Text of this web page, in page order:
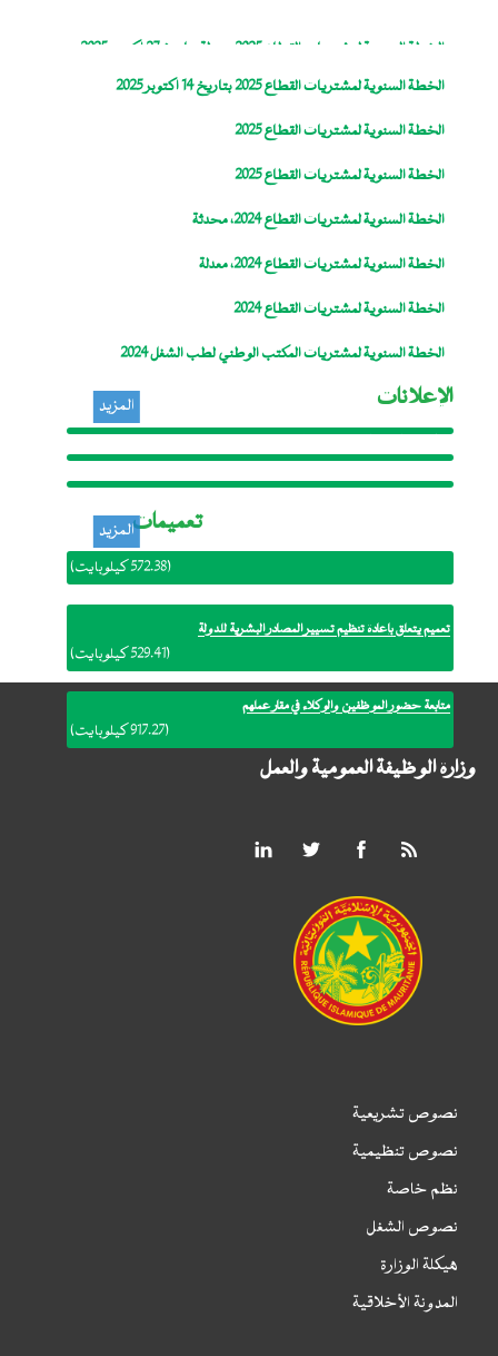
الخطة السنوية لمشتريات القطاع 2025، معدلة بتاريخ 27 اكتوبر 2025
الخطة السنوية لمشتريات القطاع 2025 بتاريخ 14 اكتوبر 2025
الخطة السنوية لمشتريات القطاع 2025
الخطة السنوية لمشتريات القطاع 2025
الخطة السنوية لمشتريات القطاع 2024، محدثة
الخطة السنوية لمشتريات القطاع 2024، معدلة
الخطة السنوية لمشتريات القطاع 2024
الخطة السنوية لمشتريات المكتب الوطني لطب الشغل 2024
الإعلانات
المستقلين والتحريريين لصالح مفوضية
الاتحاد الافريقي
المؤقت لصفقة
المزيد
تعميمات
بدأ العمل بالترتيبات النظامية الجديدة للوظيفة العمومية
(572.38 كيلوبايت)
تعميم يتعلق بإعادة تنظيم تسيير المصادر البشرية للدولة
(529.41 كيلوبايت)
متابعة حضور الموظفين والوكلاء في مقار عملهم
(917.27 كيلوبايت)
المزيد
وزارة الوظيفة العمومية والعمل
نصوص تشريعية
نصوص تنظيمية
نظم خاصة
نصوص الشغل
هيكلة الوزارة
المدونة الأخلاقية